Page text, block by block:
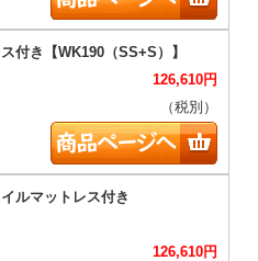
126,610円
（税別）
126,610円